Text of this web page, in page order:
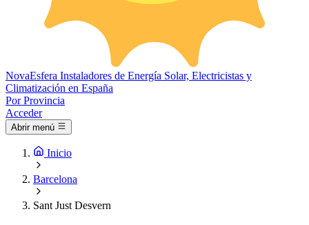
NovaEsfera Instaladores de Energía Solar, Electricistas y
Climatización en España
Por Provincia
Acceder
Abrir menú
Inicio
Barcelona
Sant Just Desvern